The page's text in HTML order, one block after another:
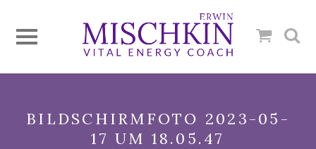
BILDSCHIRMFOTO 2023-05-
17 UM 18.05.47